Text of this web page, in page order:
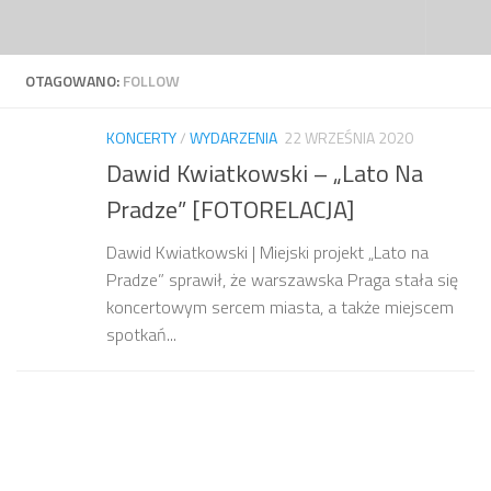
OTAGOWANO:FOLLOW
KONCERTY/WYDARZENIA 22 WRZEŚNIA 2020
Dawid Kwiatkowski – „Lato Na
Pradze” [FOTORELACJA]
Dawid Kwiatkowski | Miejski projekt „Lato na
Pradze” sprawił, że warszawska Praga stała się
koncertowym sercem miasta, a także miejscem
spotkań...